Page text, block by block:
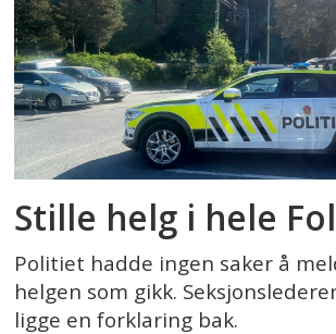
Stille helg i hele
Politiet hadde ingen saker å
helgen som gikk.
ligge en forklaring bak.